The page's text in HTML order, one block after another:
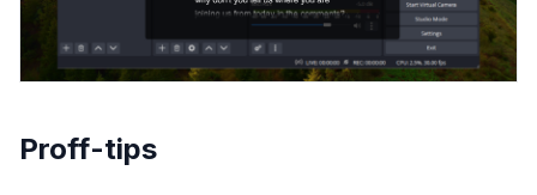
Proff-tips